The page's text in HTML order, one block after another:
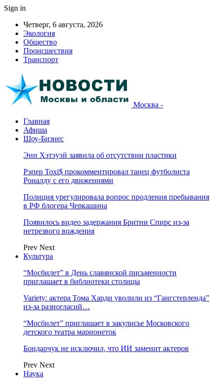
Sign in
Четверг, 6 августа, 2026
Экология
Общество
Происшествия
Транспорт
Москва -
Главная
Афиша
Шоу-Бизнес
Энн Хэтэуэй заявила об отсутствии пластики
Рэпер Toxi$ прокомментировал танец футболиста
Роналду с его движениями
Полиция урегулировала вопрос продления пребывания
в РФ блогера Черкашина
Появилось видео задержания Бритни Спирс из-за
нетрезвого вождения
Prev Next
Культура
“Мосбилет” в День славянской письменности
приглашает в библиотеки столицы
Variety: актера Тома Харди уволили из “Гангстерленда”
из-за разногласий…
“Мосбилет” приглашает в закулисье Московского
детского театра марионеток
Бондарчук не исключил, что ИИ заменит актеров
Prev Next
Наука